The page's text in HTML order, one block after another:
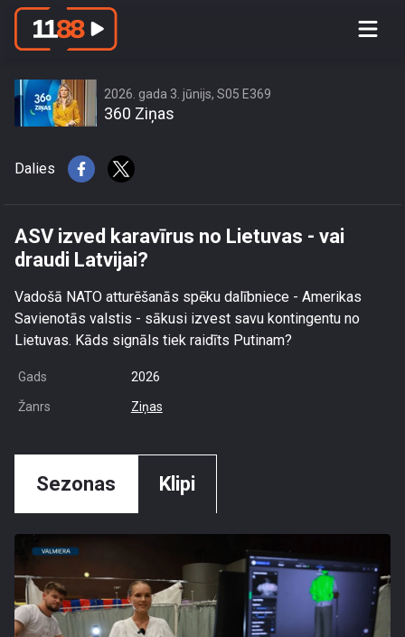
ASV izved karavīrus no Lietuvas - vai
2026. gada 3. jūnijs, S05 E369
360 Ziņas
Dalies
ASV izved karavīrus no Lietuvas - vai
draudi Latvijai?
Vadošā NATO atturēšanās spēku dalībniece - Amerikas
Savienotās valstis - sākusi izvest savu kontingentu no
Lietuvas. Kāds signāls tiek raidīts Putinam?
Gads 2026
Žanrs Ziņas
Sezonas Klipi